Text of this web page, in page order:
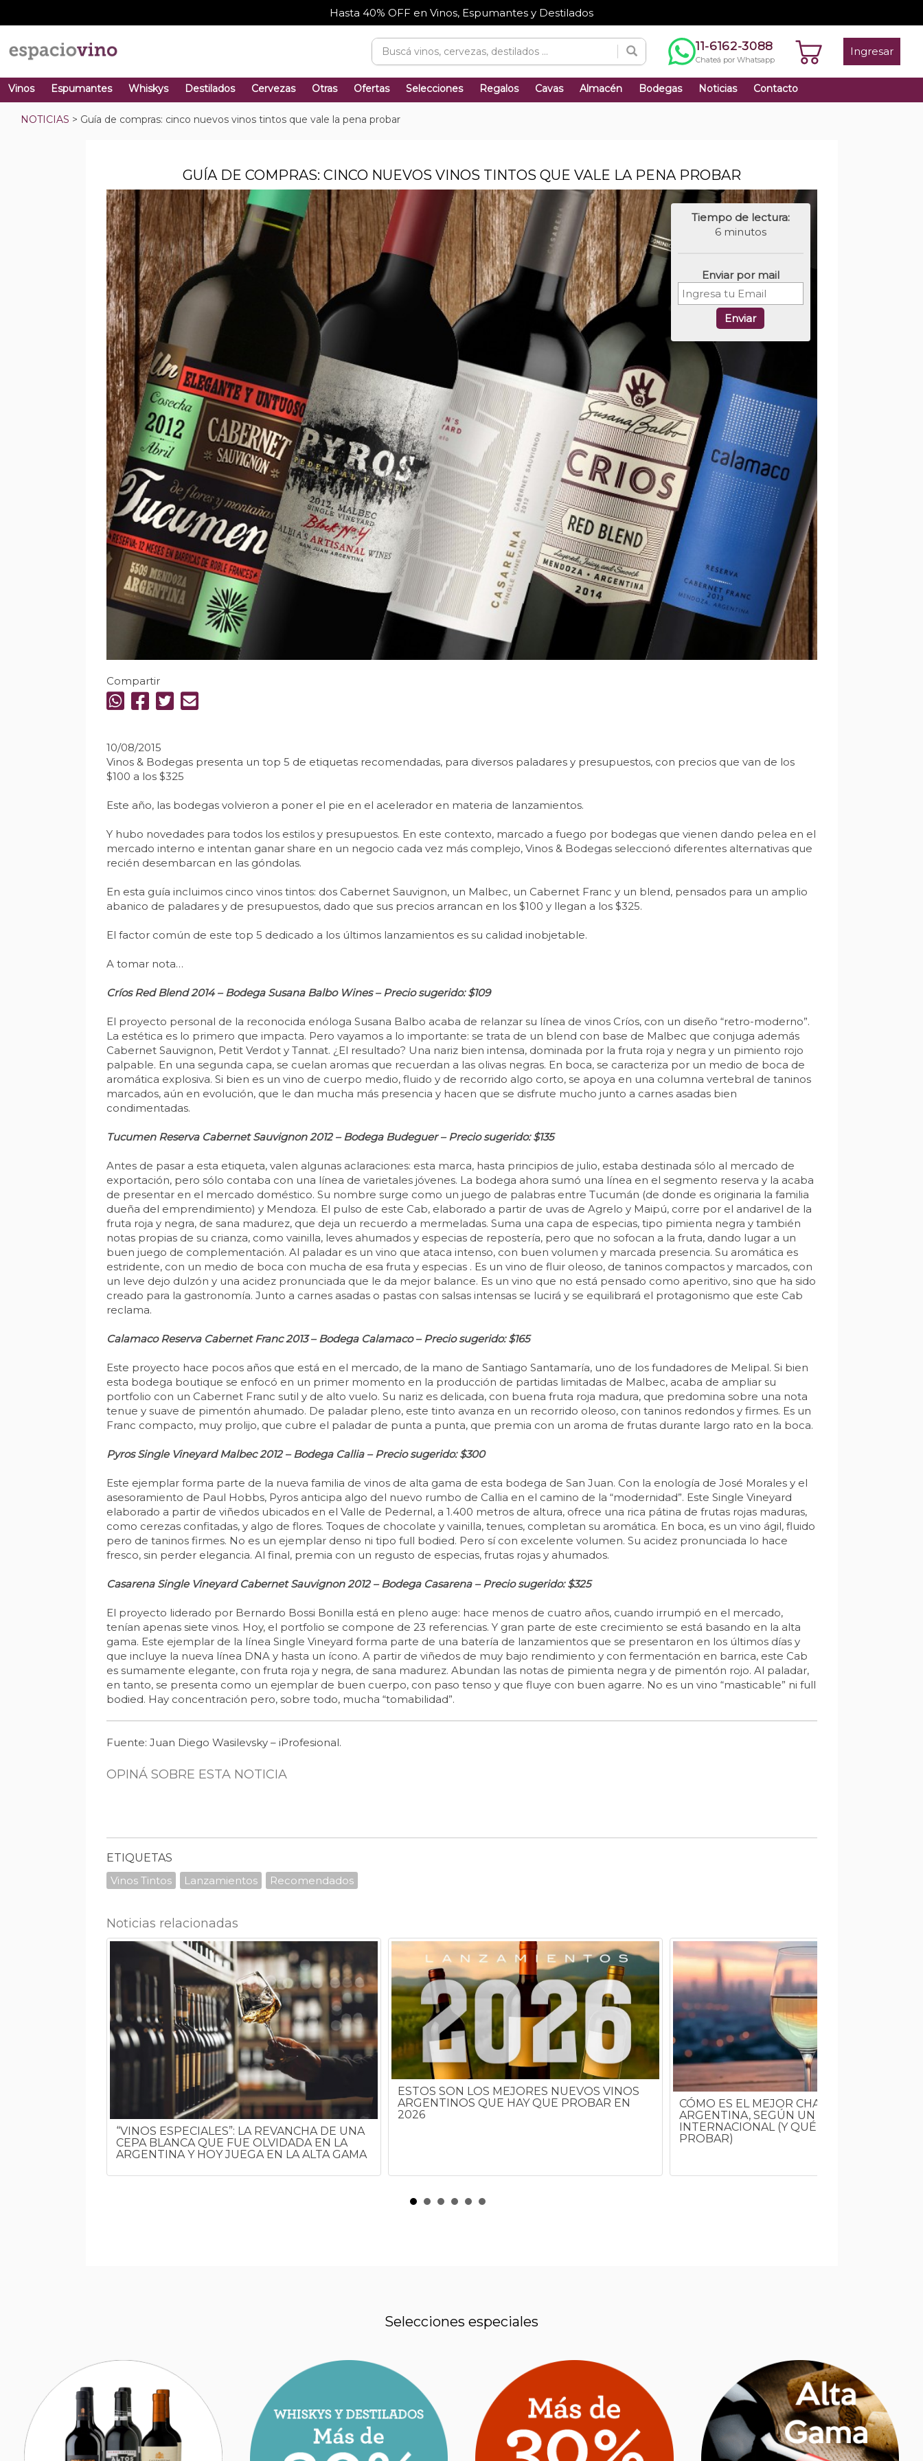
Hasta 40% OFF en Vinos, Espumantes y Destilados
11-6162-3088
Chateá por Whatsapp
Ingresar
Vinos Espumantes Whiskys Destilados Cervezas Otras Ofertas Selecciones Regalos Cavas Almacén Bodegas Noticias Contacto
NOTICIAS > Guía de compras: cinco nuevos vinos tintos que vale la pena probar
GUÍA DE COMPRAS: CINCO NUEVOS VINOS TINTOS QUE VALE LA PENA PROBAR
Tiempo de lectura:
6 minutos
Enviar por mail
Enviar
Compartir
10/08/2015
Vinos & Bodegas presenta un top 5 de etiquetas recomendadas, para diversos paladares y presupuestos, con precios que van de los
$100 a los $325
Este año, las bodegas volvieron a poner el pie en el acelerador en materia de lanzamientos.
Y hubo novedades para todos los estilos y presupuestos. En este contexto, marcado a fuego por bodegas que vienen dando pelea en el
mercado interno e intentan ganar share en un negocio cada vez más complejo, Vinos & Bodegas seleccionó diferentes alternativas que
recién desembarcan en las góndolas.
En esta guía incluimos cinco vinos tintos: dos Cabernet Sauvignon, un Malbec, un Cabernet Franc y un blend, pensados para un amplio
abanico de paladares y de presupuestos, dado que sus precios arrancan en los $100 y llegan a los $325.
El factor común de este top 5 dedicado a los últimos lanzamientos es su calidad inobjetable.
A tomar nota…
Críos Red Blend 2014 – Bodega Susana Balbo Wines – Precio sugerido: $109
El proyecto personal de la reconocida enóloga Susana Balbo acaba de relanzar su línea de vinos Críos, con un diseño “retro-moderno”.
La estética es lo primero que impacta. Pero vayamos a lo importante: se trata de un blend con base de Malbec que conjuga además
Cabernet Sauvignon, Petit Verdot y Tannat. ¿El resultado? Una nariz bien intensa, dominada por la fruta roja y negra y un pimiento rojo
palpable. En una segunda capa, se cuelan aromas que recuerdan a las olivas negras. En boca, se caracteriza por un medio de boca de
aromática explosiva. Si bien es un vino de cuerpo medio, fluido y de recorrido algo corto, se apoya en una columna vertebral de taninos
marcados, aún en evolución, que le dan mucha más presencia y hacen que se disfrute mucho junto a carnes asadas bien
condimentadas.
Tucumen Reserva Cabernet Sauvignon 2012 – Bodega Budeguer – Precio sugerido: $135
Antes de pasar a esta etiqueta, valen algunas aclaraciones: esta marca, hasta principios de julio, estaba destinada sólo al mercado de
exportación, pero sólo contaba con una línea de varietales jóvenes. La bodega ahora sumó una línea en el segmento reserva y la acaba
de presentar en el mercado doméstico. Su nombre surge como un juego de palabras entre Tucumán (de donde es originaria la familia
dueña del emprendimiento) y Mendoza. El pulso de este Cab, elaborado a partir de uvas de Agrelo y Maipú, corre por el andarivel de la
fruta roja y negra, de sana madurez, que deja un recuerdo a mermeladas. Suma una capa de especias, tipo pimienta negra y también
notas propias de su crianza, como vainilla, leves ahumados y especias de repostería, pero que no sofocan a la fruta, dando lugar a un
buen juego de complementación. Al paladar es un vino que ataca intenso, con buen volumen y marcada presencia. Su aromática es
estridente, con un medio de boca con mucha de esa fruta y especias . Es un vino de fluir oleoso, de taninos compactos y marcados, con
un leve dejo dulzón y una acidez pronunciada que le da mejor balance. Es un vino que no está pensado como aperitivo, sino que ha sido
creado para la gastronomía. Junto a carnes asadas o pastas con salsas intensas se lucirá y se equilibrará el protagonismo que este Cab
reclama.
Calamaco Reserva Cabernet Franc 2013 – Bodega Calamaco – Precio sugerido: $165
Este proyecto hace pocos años que está en el mercado, de la mano de Santiago Santamaría, uno de los fundadores de Melipal. Si bien
esta bodega boutique se enfocó en un primer momento en la producción de partidas limitadas de Malbec, acaba de ampliar su
portfolio con un Cabernet Franc sutil y de alto vuelo. Su nariz es delicada, con buena fruta roja madura, que predomina sobre una nota
tenue y suave de pimentón ahumado. De paladar pleno, este tinto avanza en un recorrido oleoso, con taninos redondos y firmes. Es un
Franc compacto, muy prolijo, que cubre el paladar de punta a punta, que premia con un aroma de frutas durante largo rato en la boca.
Pyros Single Vineyard Malbec 2012 – Bodega Callia – Precio sugerido: $300
Este ejemplar forma parte de la nueva familia de vinos de alta gama de esta bodega de San Juan. Con la enología de José Morales y el
asesoramiento de Paul Hobbs, Pyros anticipa algo del nuevo rumbo de Callia en el camino de la “modernidad”. Este Single Vineyard
elaborado a partir de viñedos ubicados en el Valle de Pedernal, a 1.400 metros de altura, ofrece una rica pátina de frutas rojas maduras,
como cerezas confitadas, y algo de flores. Toques de chocolate y vainilla, tenues, completan su aromática. En boca, es un vino ágil, fluido
pero de taninos firmes. No es un ejemplar denso ni tipo full bodied. Pero sí con excelente volumen. Su acidez pronunciada lo hace
fresco, sin perder elegancia. Al final, premia con un regusto de especias, frutas rojas y ahumados.
Casarena Single Vineyard Cabernet Sauvignon 2012 – Bodega Casarena – Precio sugerido: $325
El proyecto liderado por Bernardo Bossi Bonilla está en pleno auge: hace menos de cuatro años, cuando irrumpió en el mercado,
tenían apenas siete vinos. Hoy, el portfolio se compone de 23 referencias. Y gran parte de este crecimiento se está basando en la alta
gama. Este ejemplar de la línea Single Vineyard forma parte de una batería de lanzamientos que se presentaron en los últimos días y
que incluye la nueva línea DNA y hasta un ícono. A partir de viñedos de muy bajo rendimiento y con fermentación en barrica, este Cab
es sumamente elegante, con fruta roja y negra, de sana madurez. Abundan las notas de pimienta negra y de pimentón rojo. Al paladar,
en tanto, se presenta como un ejemplar de buen cuerpo, con paso tenso y que fluye con buen agarre. No es un vino “masticable” ni full
bodied. Hay concentración pero, sobre todo, mucha “tomabilidad”.
Fuente: Juan Diego Wasilevsky – iProfesional.
OPINÁ SOBRE ESTA NOTICIA
ETIQUETAS
Vinos Tintos
Lanzamientos Recomendados
Noticias relacionadas
“VINOS ESPECIALES”: LA REVANCHA DE UNA
CEPA BLANCA QUE FUE OLVIDADA EN LA
ARGENTINA Y HOY JUEGA EN LA ALTA GAMA
ESTOS SON LOS MEJORES NUEVOS VINOS
ARGENTINOS QUE HAY QUE PROBAR EN
2026
CÓMO ES EL MEJOR CHARDONNAY DE
ARGENTINA, SEGÚN UN CONCURSO
INTERNACIONAL (Y QUÉ OTROS VINOS
PROBAR)
Selecciones especiales